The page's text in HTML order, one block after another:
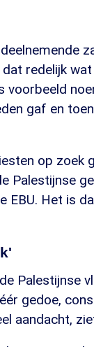
redelijk
voorbeeld
gaf en
op zoek
Palestijnse
Het is
Palestijnse
gedoe,
aandacht,